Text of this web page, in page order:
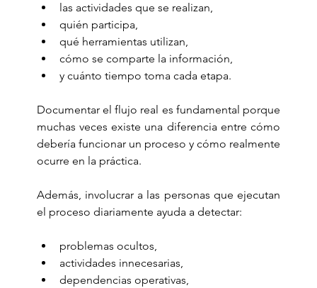
las actividades que se realizan,
quién participa,
qué herramientas utilizan,
cómo se comparte la información,
y cuánto tiempo toma cada etapa.
Documentar el flujo real es fundamental porque
muchas veces existe una diferencia entre cómo
debería funcionar un proceso y cómo realmente
ocurre en la práctica.
Además, involucrar a las personas que ejecutan
el proceso diariamente ayuda a detectar:
problemas ocultos,
actividades innecesarias,
dependencias operativas,